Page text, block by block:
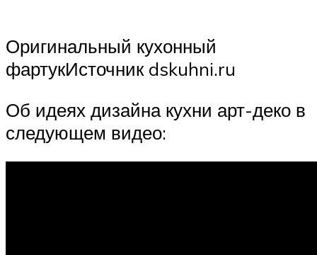
Оригинальный кухонный
фартукИсточник dskuhni.ru
Об идеях дизайна кухни арт-деко в
следующем видео: